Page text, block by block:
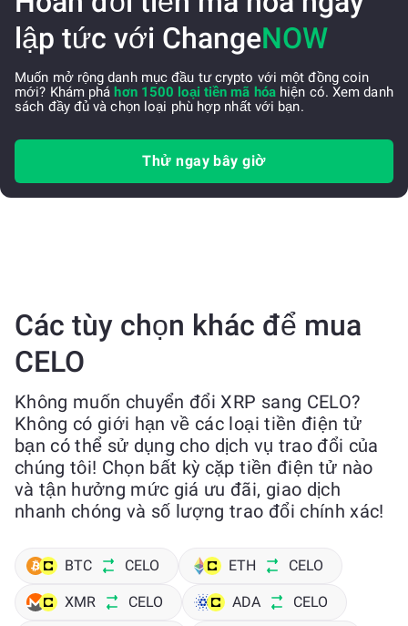
lập tức với ChangeNOW
Muốn mở rộng danh mục đầu tư crypto với một đồng coin
mới? Khám pháhơn 1500 loại tiền mã hóahiện có. Xem danh
sách đầy đủ và chọn loại phù hợp nhất với bạn.
Thử ngay bây giờ
Các tùy chọn khác để mua
CELO
Không muốn chuyển đổi XRP sang CELO?
Không có giới hạn về các loại tiền điện tử
bạn có thể sử dụng cho dịch vụ trao đổi của
chúng tôi! Chọn bất kỳ cặp tiền điện tử nào
và tận hưởng mức giá ưu đãi, giao dịch
nhanh chóng và số lượng trao đổi chính xác!
BTC CELO ETH CELO
XMR CELO ADA CELO